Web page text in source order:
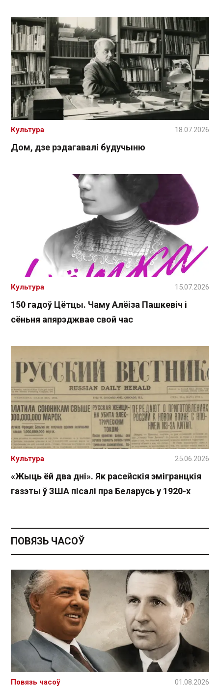
Дом, дзе рэдагавалі будучыню
Культура 18.07.2026
150 гадоў Цётцы. Чаму Алёіза Пашкевіч і
сёньня апярэджвае свой час
Культура 15.07.2026
«Жыць ёй два дні». Як расейскія эмігранцкія
газэты ў ЗША пісалі пра Беларусь у 1920-х
Культура 25.06.2026
ПОВЯЗЬ ЧАСОЎ
Повязь часоў 01.08.2026